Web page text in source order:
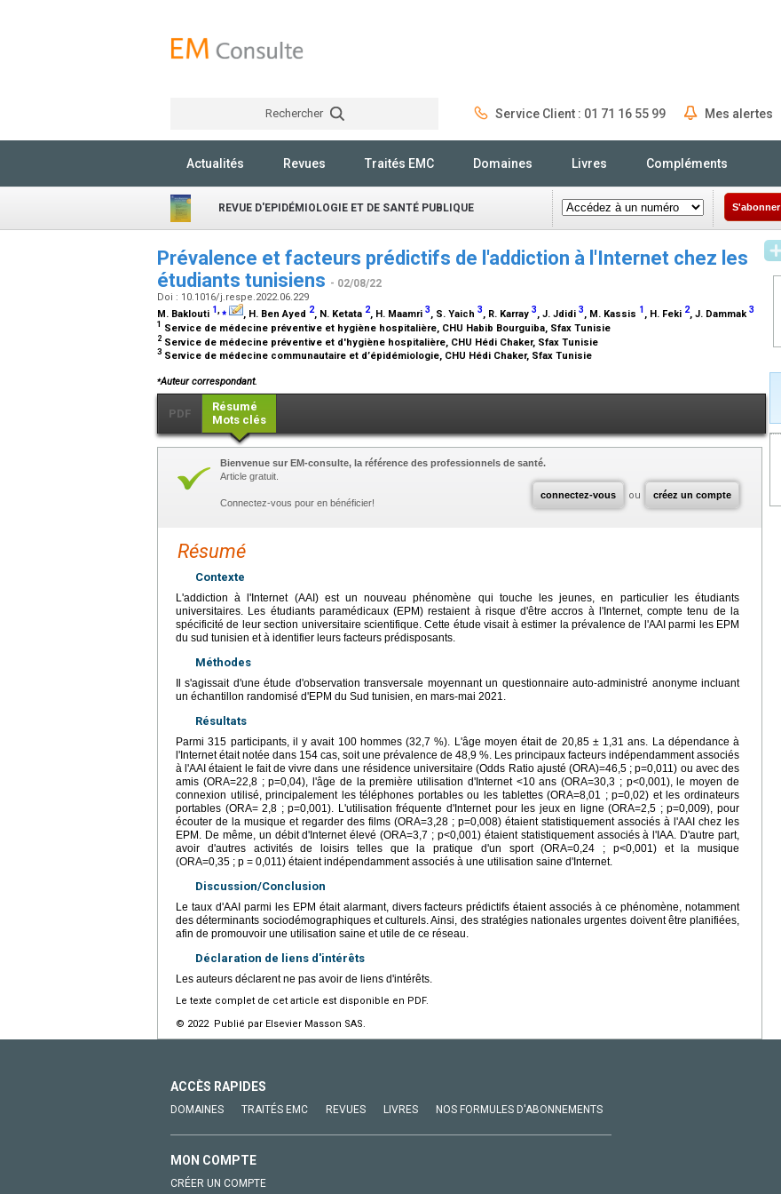
Rechercher Service Client : 01 71 16 55 99 Mes alertes
Actualités Revues Traités EMC Domaines Livres Compléments
REVUE D'EPIDÉMIOLOGIE ET DE SANTÉ PUBLIQUE S'abonner
Prévalence et facteurs prédictifs de l'addiction à l'Internet chez les
étudiants tunisiens - 02/08/22
Doi : 10.1016/j.respe.2022.06.229
M. Baklouti 1,⁎ , H. Ben Ayed 2, N. Ketata 2, H. Maamri 3, S. Yaich 3, R. Karray 3, J. Jdidi 3, M. Kassis 1 , H. Feki 2, J. Dammak3
1 Service de médecine préventive et hygiène hospitalière, CHU Habib Bourguiba, Sfax Tunisie
2 Service de médecine préventive et d'hygiène hospitalière, CHU Hédi Chaker, Sfax Tunisie
3 Service de médecine communautaire et d’épidémiologie, CHU Hédi Chaker, Sfax Tunisie
⁎Auteur correspondant.
PDF
Résumé
Mots clés
connectez-vous ou créez un compte
Bienvenue sur EM-consulte, la référence des professionnels de santé.
Article gratuit.
Connectez-vous pour en bénéficier!
Résumé
Contexte
L'addiction à l'Internet (AAI) est un nouveau phénomène qui touche les jeunes, en particulier les étudiants
universitaires. Les étudiants paramédicaux (EPM) restaient à risque d'être accros à l'Internet, compte tenu de la
spécificité de leur section universitaire scientifique. Cette étude visait à estimer la prévalence de l'AAI parmi les EPM
du sud tunisien et à identifier leurs facteurs prédisposants.
Méthodes
Il s'agissait d'une étude d'observation transversale moyennant un questionnaire auto-administré anonyme incluant
un échantillon randomisé d'EPM du Sud tunisien, en mars-mai 2021.
Résultats
Parmi 315 participants, il y avait 100 hommes (32,7 %). L'âge moyen était de 20,85 ± 1,31 ans. La dépendance à
l'Internet était notée dans 154 cas, soit une prévalence de 48,9 %. Les principaux facteurs indépendamment associés
à l'AAI étaient le fait de vivre dans une résidence universitaire (Odds Ratio ajusté (ORA)=46,5 ; p=0,011) ou avec des
amis (ORA=22,8 ; p=0,04), l'âge de la première utilisation d'Internet <10 ans (ORA=30,3 ; p<0,001), le moyen de
connexion utilisé, principalement les téléphones portables ou les tablettes (ORA=8,01 ; p=0,02) et les ordinateurs
portables (ORA= 2,8 ; p=0,001). L'utilisation fréquente d'Internet pour les jeux en ligne (ORA=2,5 ; p=0,009), pour
écouter de la musique et regarder des films (ORA=3,28 ; p=0,008) étaient statistiquement associés à l'AAI chez les
EPM. De même, un débit d'Internet élevé (ORA=3,7 ; p<0,001) étaient statistiquement associés à l'IAA. D'autre part,
avoir d'autres activités de loisirs telles que la pratique d'un sport (ORA=0,24 ; p<0,001) et la musique
(ORA=0,35 ; p = 0,011) étaient indépendamment associés à une utilisation saine d'Internet.
Discussion/Conclusion
Le taux d'AAI parmi les EPM était alarmant, divers facteurs prédictifs étaient associés à ce phénomène, notamment
des déterminants sociodémographiques et culturels. Ainsi, des stratégies nationales urgentes doivent être planifiées,
afin de promouvoir une utilisation saine et utile de ce réseau.
Déclaration de liens d'intérêts
Les auteurs déclarent ne pas avoir de liens d'intérêts.
Le texte complet de cet article est disponible en PDF.
© 2022 Publié par Elsevier Masson SAS.
ACCÈS RAPIDES
DOMAINES TRAITÉS EMC REVUES LIVRES NOS FORMULES D'ABONNEMENTS
MON COMPTE
CRÉER UN COMPTE